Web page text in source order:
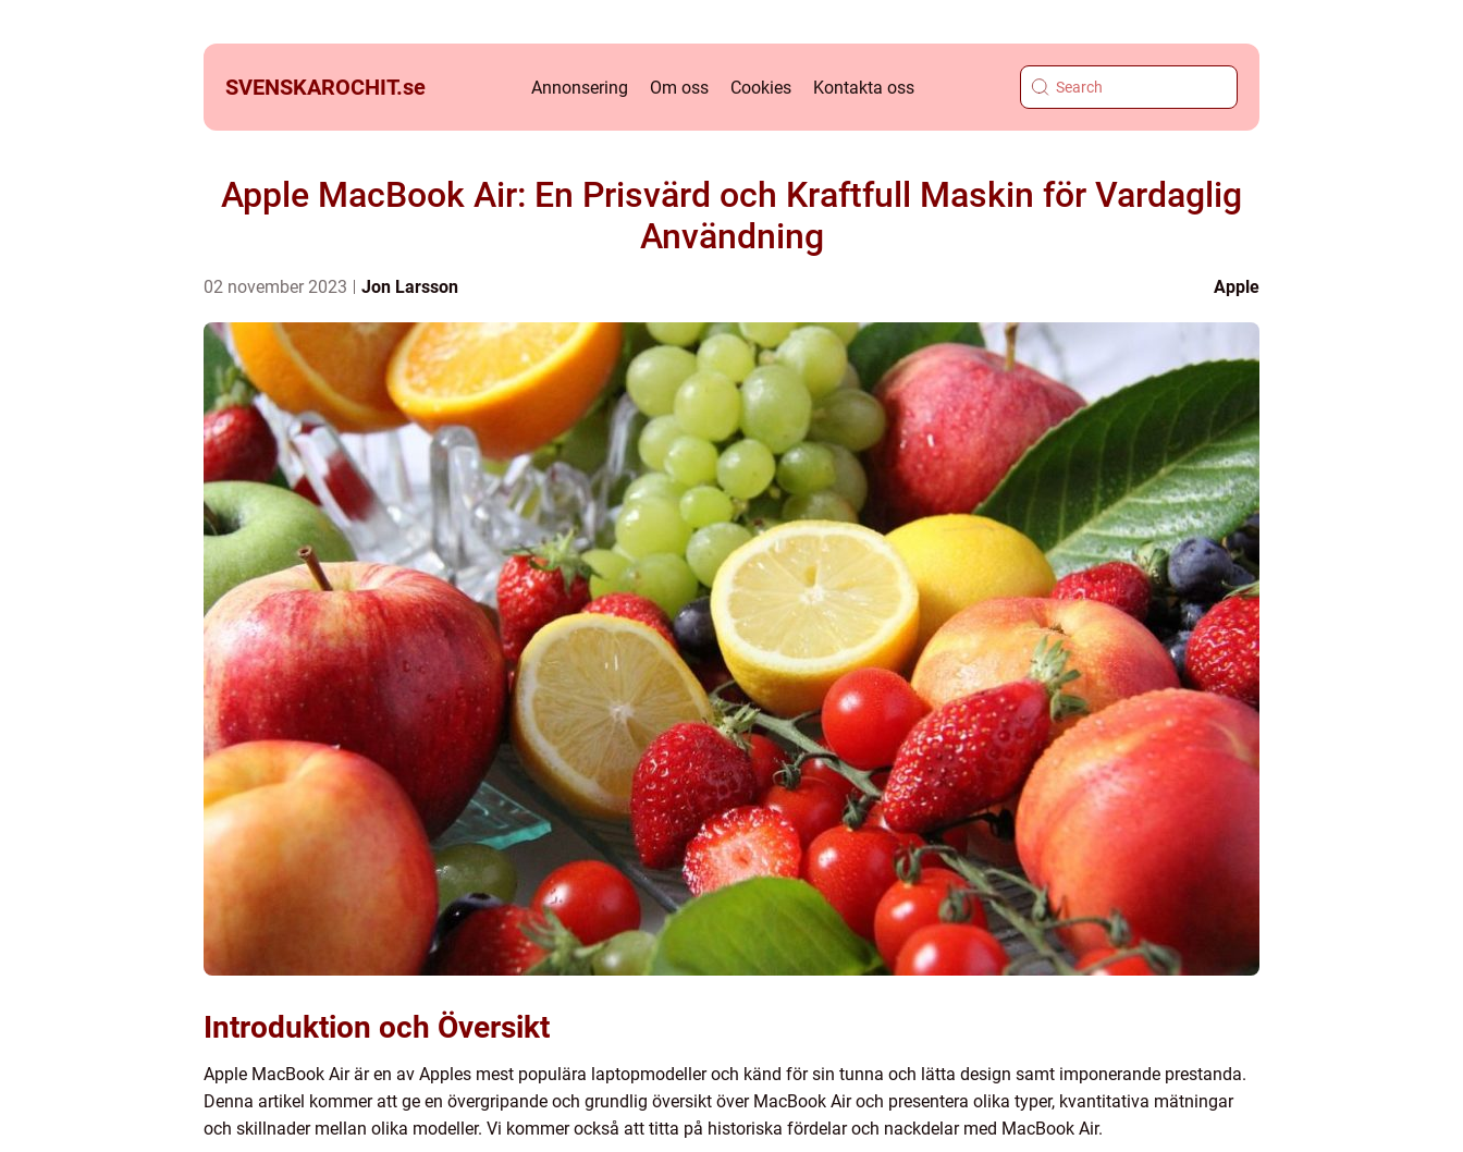
SVENSKAROCHIT.se Annonsering Om oss Cookies Kontakta oss
Apple MacBook Air: En Prisvärd och Kraftfull Maskin för Vardaglig
Användning
02 november 2023 Jon Larsson Apple
Introduktion och Översikt
Apple MacBook Air är en av Apples mest populära laptopmodeller och känd för sin tunna och lätta design samt imponerande prestanda.
Denna artikel kommer att ge en övergripande och grundlig översikt över MacBook Air och presentera olika typer, kvantitativa mätningar
och skillnader mellan olika modeller. Vi kommer också att titta på historiska fördelar och nackdelar med MacBook Air.